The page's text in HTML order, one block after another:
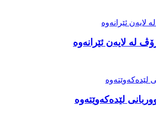
لە لایەن ئێرانەوە
لێدەکەوێتەوە